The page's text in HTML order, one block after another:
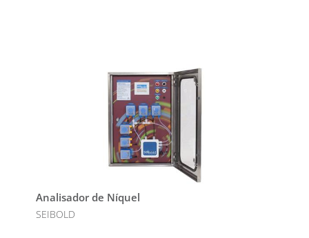
Analisador de Níquel
SEIBOLD